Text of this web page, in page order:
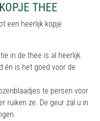
THEE
een heerlijk kopje
in de thee is al heerlijk.
én is het goed voor de
te persen voor
ruiken ze. De geur zal u in